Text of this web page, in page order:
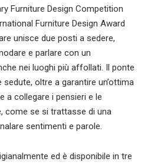
Furniture Design Competition
Furniture Design Award
unisce due posti a sedere,
e parlare con un
nei luoghi più affollati. Il ponte
oltre a garantire un’ottima
a collegare i pensieri e le
come se si trattasse di una
sentimenti e parole.
ed è disponibile in tre